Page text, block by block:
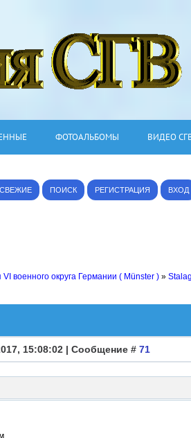
ФОТОАЛЬБОМЫ ВИДЕО
СВЕЖИЕ ПОИСК РЕГИСТРАЦИЯ ВХОД
VI военного округа Германии ( Münster ) »
15:08:02 | Сообщение # 71